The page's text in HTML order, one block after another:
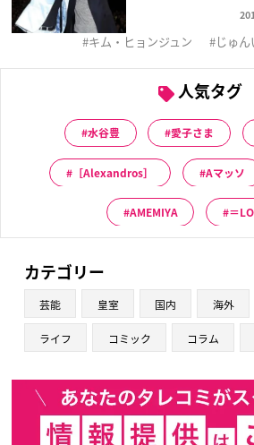
キム・ヒョンジュン じゅん
人気タグ
水谷豊 愛子さま
［Alexandros］ Aマッソ
AMEMIYA ＝
カテゴリー
芸能 皇室 国内 海外
ライフ コミック コラム